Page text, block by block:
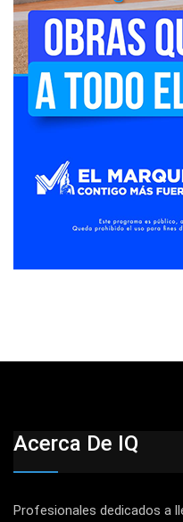
Acerca De IQ
Profesionales dedicados a